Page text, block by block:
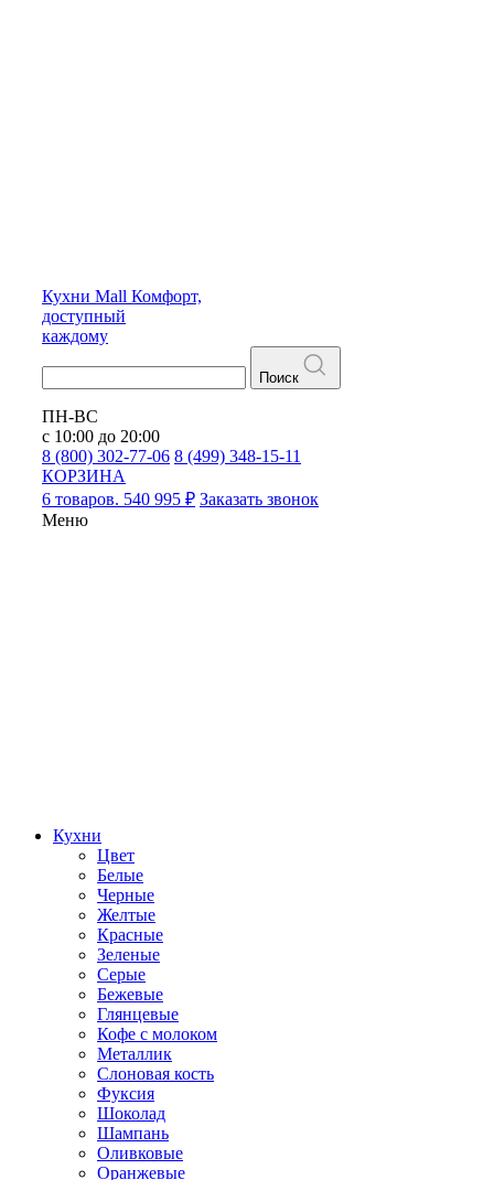
Кухни Mall Комфорт,
доступный
каждому
Поиск
ПН-ВС
с 10:00 до 20:00
8 (800) 302-77-06 8 (499) 348-15-11
КОРЗИНА
6 товаров. 540 995 ₽ Заказать звонок
Меню
Кухни
Цвет
Белые
Черные
Желтые
Красные
Зеленые
Серые
Бежевые
Глянцевые
Кофе с молоком
Металлик
Слоновая кость
Фуксия
Шоколад
Шампань
Оливковые
Оранжевые